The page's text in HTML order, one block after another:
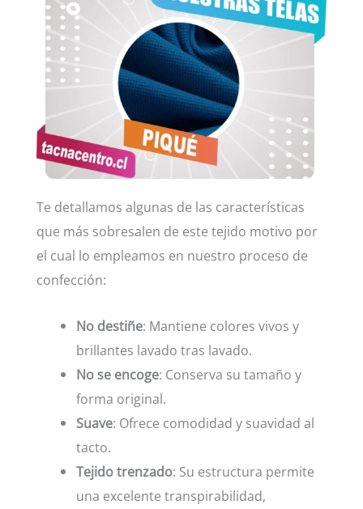
Te detallamos algunas de las características
que más sobresalen de este tejido motivo por
el cual lo empleamos en nuestro proceso de
confección:
No destiñe: Mantiene colores vivos y
brillantes lavado tras lavado.
No se encoge: Conserva su tamaño y
forma original.
Suave: Ofrece comodidad y suavidad al
tacto.
Tejido trenzado: Su estructura permite
una excelente transpirabilidad,